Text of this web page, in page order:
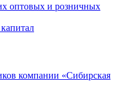
оптовых и розничных
компании «Сибирская